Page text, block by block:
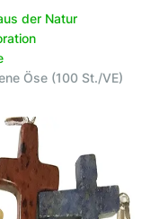
der Natur
Öse (100 St./VE)